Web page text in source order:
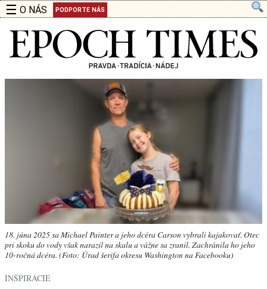
☰ O NÁS PODPORTE NÁS
18. júna 2025 sa Michael Painter a jeho dcéra Carson vybrali kajakovať. Otec
pri skoku do vody však narazil na skalu a vážne sa zranil. Zachránila ho jeho
10-ročná dcéra. (Foto: Úrad šerifa okresu Washington na Facebooku)
INŠPIRÁCIE